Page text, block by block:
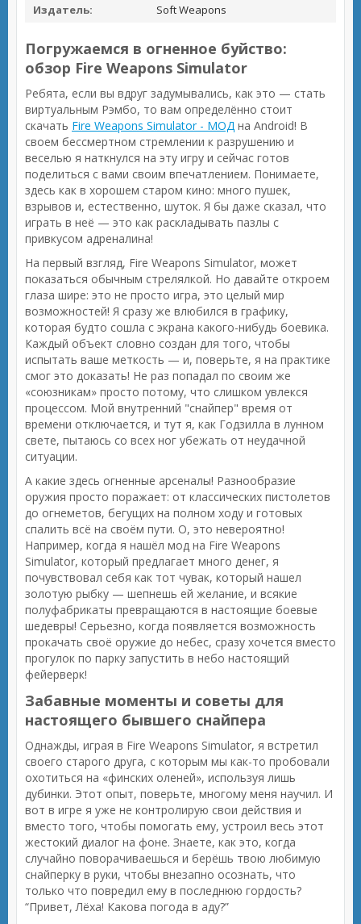
Издатель:
Soft Weapons
Погружаемся в огненное буйство:
обзор Fire Weapons Simulator
Ребята, если вы вдруг задумывались, как это — стать
виртуальным Рэмбо, то вам определённо стоит
скачать Fire Weapons Simulator - МОД на Android! В
своем бессмертном стремлении к разрушению и
веселью я наткнулся на эту игру и сейчас готов
поделиться с вами своим впечатлением. Понимаете,
здесь как в хорошем старом кино: много пушек,
взрывов и, естественно, шуток. Я бы даже сказал, что
играть в неё — это как раскладывать пазлы с
привкусом адреналина!
На первый взгляд, Fire Weapons Simulator, может
показаться обычным стрелялкой. Но давайте откроем
глаза шире: это не просто игра, это целый мир
возможностей! Я сразу же влюбился в графику,
которая будто сошла с экрана какого-нибудь боевика.
Каждый объект словно создан для того, чтобы
испытать ваше меткость — и, поверьте, я на практике
смог это доказать! Не раз попадал по своим же
«союзникам» просто потому, что слишком увлекся
процессом. Мой внутренний "снайпер" время от
времени отключается, и тут я, как Годзилла в лунном
свете, пытаюсь со всех ног убежать от неудачной
ситуации.
А какие здесь огненные арсеналы! Разнообразие
оружия просто поражает: от классических пистолетов
до огнеметов, бегущих на полном ходу и готовых
спалить всё на своём пути. О, это невероятно!
Например, когда я нашёл мод на Fire Weapons
Simulator, который предлагает много денег, я
почувствовал себя как тот чувак, который нашел
золотую рыбку — шепнешь ей желание, и всякие
полуфабрикаты превращаются в настоящие боевые
шедевры! Серьезно, когда появляется возможность
прокачать своё оружие до небес, сразу хочется вместо
прогулок по парку запустить в небо настоящий
фейерверк!
Забавные моменты и советы для
настоящего бывшего снайпера
Однажды, играя в Fire Weapons Simulator, я встретил
своего старого друга, с которым мы как-то пробовали
охотиться на «финских оленей», используя лишь
дубинки. Этот опыт, поверьте, многому меня научил. И
вот в игре я уже не контролирую свои действия и
вместо того, чтобы помогать ему, устроил весь этот
жестокий диалог на фоне. Знаете, как это, когда
случайно поворачиваешься и берёшь твою любимую
снайперку в руки, чтобы внезапно осознать, что
только что повредил ему в последнюю гордость?
“Привет, Лёха! Какова погода в аду?”